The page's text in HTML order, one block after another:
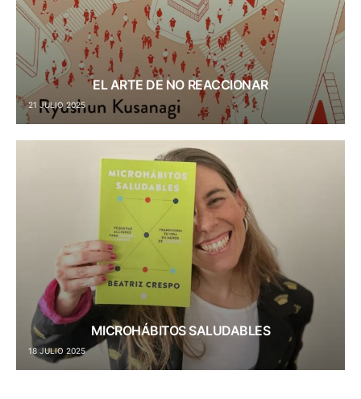
EL ARTE DE NO REACCIONAR
21 JULIO 2025
MICROHÁBITOS SALUDABLES
18 JULIO 2025